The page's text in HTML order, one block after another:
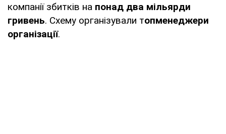
компанії збитків на понад два мільярди
гривень. Схему організували топменеджери
організації.